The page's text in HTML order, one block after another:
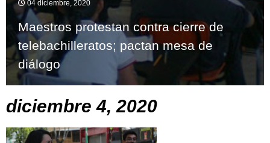
04 diciembre, 2020
Maestros protestan contra cierre de
telebachilleratos; pactan mesa de
diálogo
diciembre 4, 2020